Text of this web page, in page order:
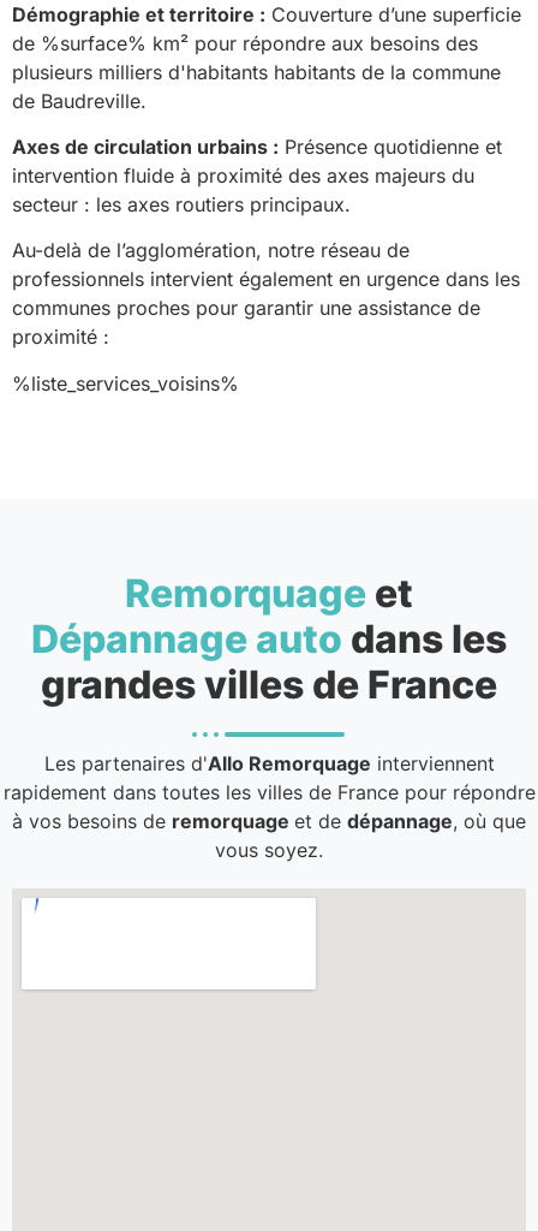
Démographie et territoire : Couverture d’une superficie
de %surface% km² pour répondre aux besoins des
plusieurs milliers d'habitants habitants de la commune
de Baudreville.
Axes de circulation urbains : Présence quotidienne et
intervention fluide à proximité des axes majeurs du
secteur : les axes routiers principaux.
Au-delà de l’agglomération, notre réseau de
professionnels intervient également en urgence dans les
communes proches pour garantir une assistance de
proximité :
%liste_services_voisins%
Remorquage et
Dépannage auto dans les
grandes villes de France
Les partenaires d'Allo Remorquage interviennent
rapidement dans toutes les villes de France pour répondre
à vos besoins de remorquage et de dépannage, où que
vous soyez.